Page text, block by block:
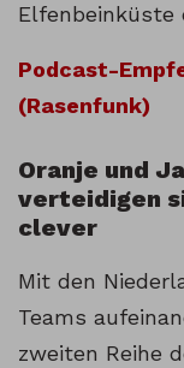
Podcast-
(Rasenfunk)
Oranje und
verteidigen
clever
Mit den
Teams
zweiten Reihe